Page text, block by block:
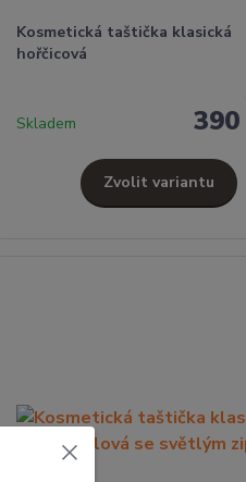
Kosmetická taštička klasická
hořčicová
Skladem
Zvolit variantu